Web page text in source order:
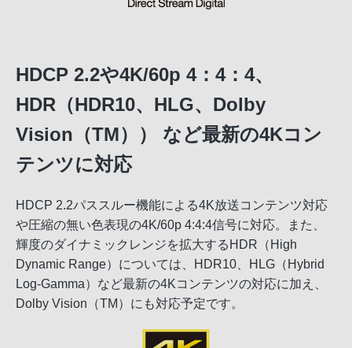
HDCP 2.2や4K/60p 4：4：4、
HDR（HDR10、HLG、Dolby
Vision（TM）） など最新の4Kコン
テンツに対応
HDCP 2.2パススルー機能による4K放送コンテンツ対応
や圧縮の無い色表現の4K/60p 4:4:4信号に対応。また、
輝度のダイナミックレンジを拡大するHDR（High
Dynamic Range）については、HDR10、HLG（Hybrid
Log-Gamma）など最新の4Kコンテンツの対応に加え、
Dolby Vision（TM）にも対応予定です。